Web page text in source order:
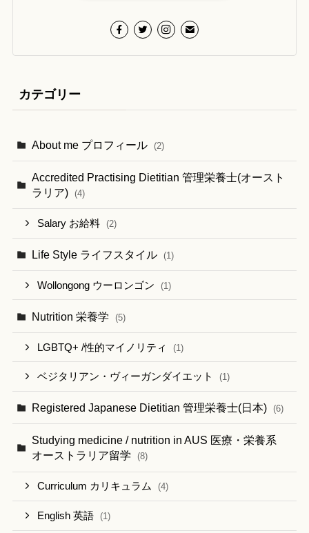
カテゴリー
About me プロフィール (2)
Accredited Practising Dietitian 管理栄養士(オースト
ラリア)
(4)
Salary お給料 (2)
Life Style ライフスタイル (1)
Wollongong ウーロンゴン (1)
Nutrition 栄養学 (5)
LGBTQ+ /性的マイノリティ (1)
ベジタリアン・ヴィーガンダイエット (1)
Registered Japanese Dietitian 管理栄養士(日本) (6)
Studying medicine / nutrition in AUS 医療・栄養系
オーストラリア留学
(8)
Curriculum カリキュラム (4)
English 英語 (1)